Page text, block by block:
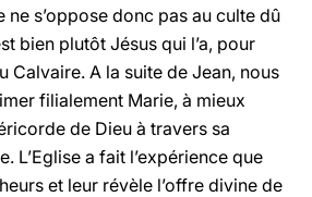
ne s’oppose donc pas au culte dû
bien plutôt Jésus qui l’a, pour
Calvaire. A la suite de Jean, nous
filialement Marie, à mieux
de Dieu à travers sa
L’Eglise a fait l’expérience que
et leur révèle l’offre divine de